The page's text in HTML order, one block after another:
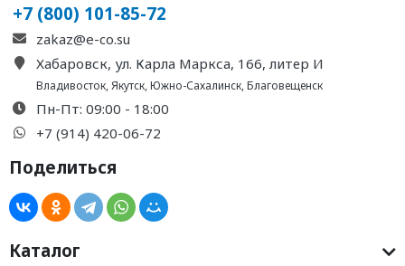
+7 (800) 101-85-72
zakaz@e-co.su
Хабаровск, ул. Карла Маркса, 166, литер И
Владивосток,Якутск,Южно-Сахалинск,Благовещенск
Пн-Пт: 09:00 - 18:00
+7 (914) 420-06-72
Поделиться
Каталог